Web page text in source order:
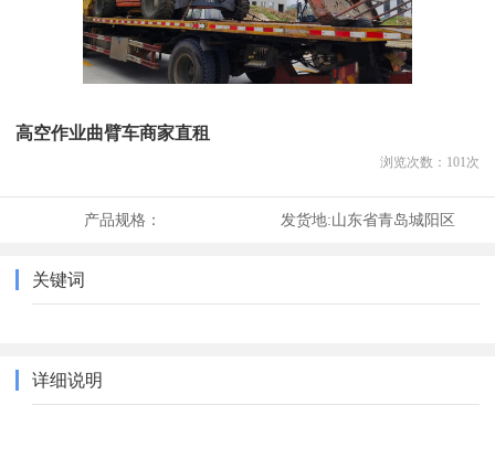
高空作业曲臂车商家直租
浏览次数： 101次
产品规格： 发货地:山东省青岛城阳区
关键词
详细说明